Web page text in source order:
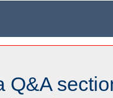
Q&A